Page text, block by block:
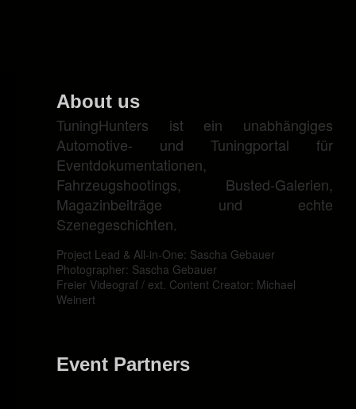
About us
TuningHunters ist ein unabhängiges
Automotive- und Tuningportal für
Eventdokumentationen,
Fahrzeugshootings, Busted-Galerien,
Magazinbeiträge und echte
Szenegeschichten.
Project Lead & All-in-One: Sascha Gebauer
Photographer: Sascha Gebauer
Freier Videograf / ext. Content Creator: Michael
Weinert
Event Partners